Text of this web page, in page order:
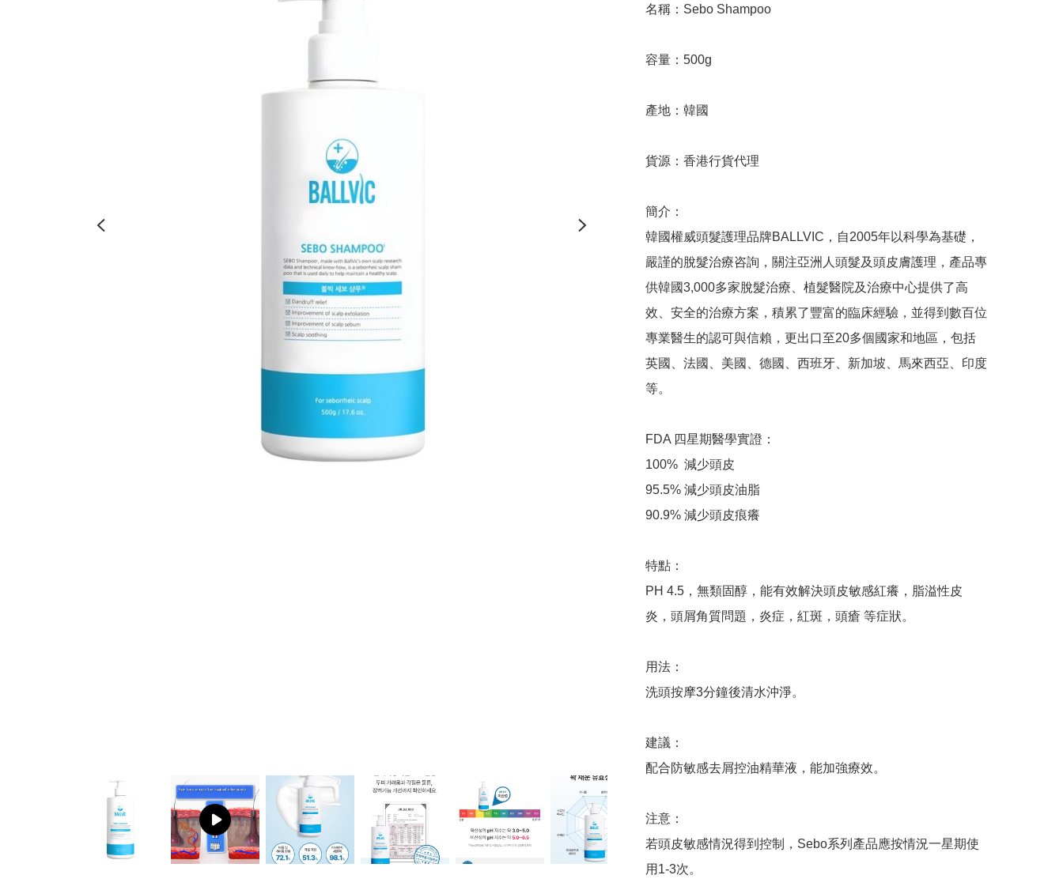
名稱：Sebo Shampoo
容量：500g
產地：韓國
貨源：香港行貨代理
簡介：
韓國權威頭髮護理品牌BALLVIC，自2005年以科學為基礎，
嚴謹的脫髮治療咨詢，關注亞洲人頭髮及頭皮膚護理，產品專
供韓國3,000多家脫髮治療、植髮醫院及治療中心提供了高
效、安全的治療方案，積累了豐富的臨床經驗，並得到數百位
專業醫生的認可與信賴，更出口至20多個國家和地區，包括
英國、法國、美國、德國、西班牙、新加坡、馬來西亞、印度
等。
FDA 四星期醫學實證：
100%  減少頭皮
95.5% 減少頭皮油脂
90.9% 減少頭皮痕癢
特點：
PH 4.5，無類固醇，能有效解決頭皮敏感紅癢，脂溢性皮
炎，頭屑角質問題，炎症，紅斑，頭瘡 等症狀。
用法：
洗頭按摩3分鐘後清水沖淨。
建議：
配合防敏感去屑控油精華液，能加強療效。
注意：
若頭皮敏感情況得到控制，Sebo系列產品應按情況一星期使
用1-3次。